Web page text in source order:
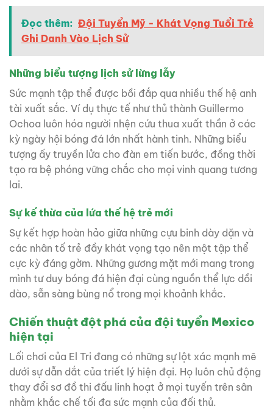
Đọc thêm: Đội Tuyển Mỹ - Khát Vọng Tuổi Trẻ
Ghi Danh Vào Lịch Sử
Những biểu tượng lịch sử lừng lẫy
Sức mạnh tập thể được bồi đắp qua nhiều thế hệ anh
tài xuất sắc. Ví dụ thực tế như thủ thành Guillermo
Ochoa luôn hóa người nhện cứu thua xuất thần ở các
kỳ ngày hội bóng đá lớn nhất hành tinh. Những biểu
tượng ấy truyền lửa cho đàn em tiến bước, đồng thời
tạo ra bệ phóng vững chắc cho mọi vinh quang tương
lai.
Sự kế thừa của lứa thế hệ trẻ mới
Sự kết hợp hoàn hảo giữa những cựu binh dày dặn và
các nhân tố trẻ đầy khát vọng tạo nên một tập thể
cực kỳ đáng gờm. Những gương mặt mới mang trong
mình tư duy bóng đá hiện đại cùng nguồn thể lực dồi
dào, sẵn sàng bùng nổ trong mọi khoảnh khắc.
Chiến thuật đột phá của đội tuyển Mexico
hiện tại
Lối chơi của El Tri đang có những sự lột xác mạnh mẽ
dưới sự dẫn dắt của triết lý hiện đại. Họ luôn chủ động
thay đổi sơ đồ thi đấu linh hoạt ở mọi tuyến trên sân
nhằm khắc chế tối đa sức mạnh của đối thủ.